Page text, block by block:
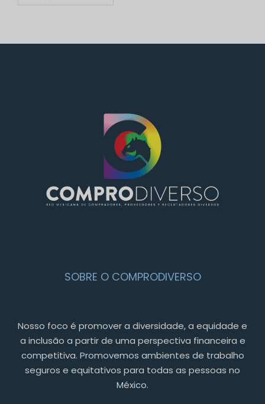
SOBRE O COMPRODIVERSO
Nosso foco é promover a diversidade, a equidade e
a inclusão a partir de uma perspectiva financeira e
competitiva. Promovemos ambientes de trabalho
seguros e equitativos para todas as pessoas no
México.